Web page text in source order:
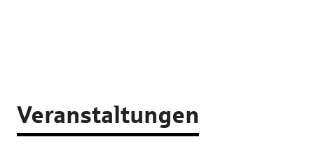
Veranstaltungen